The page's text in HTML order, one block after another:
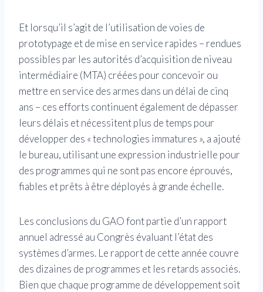
Et lorsqu’il s’agit de l’utilisation de voies de
prototypage et de mise en service rapides – rendues
possibles par les autorités d’acquisition de niveau
intermédiaire (MTA) créées pour concevoir ou
mettre en service des armes dans un délai de cinq
ans – ces efforts continuent également de dépasser
leurs délais et nécessitent plus de temps pour
développer des « technologies immatures », a ajouté
le bureau, utilisant une expression industrielle pour
des programmes qui ne sont pas encore éprouvés,
fiables et prêts à être déployés à grande échelle.
Les conclusions du GAO font partie d’un rapport
annuel adressé au Congrès évaluant l’état des
systèmes d’armes. Le rapport de cette année couvre
des dizaines de programmes et les retards associés.
Bien que chaque programme de développement soit